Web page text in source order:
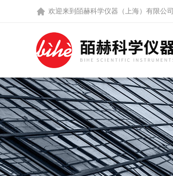
欢迎来到 皕赫科学仪器（上海）有限公司